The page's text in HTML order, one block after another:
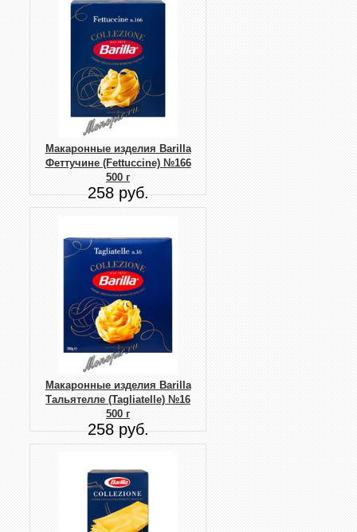
Макаронные изделия Barilla
Феттучине (Fettuccine) №166
500 г
258 руб.
Макаронные изделия Barilla
Тальятелле (Tagliatelle) №16
500 г
258 руб.